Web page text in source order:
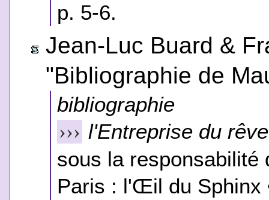
p. 5-6.
Jean-Luc Buard &
"Bibliographie de
bibliographie
››› l'Entreprise du rêve
sous la responsabilité
Paris : l'Œil du Sphinx